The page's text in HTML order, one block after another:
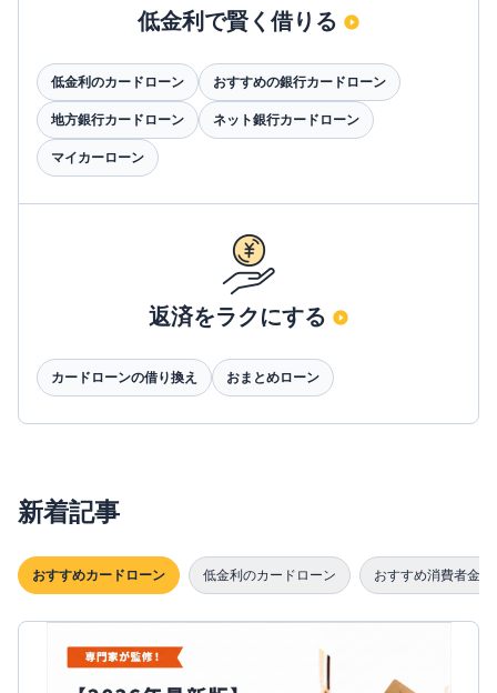
低金利で賢く借りる
低金利のカードローン おすすめの銀行カードローン
地方銀行カードローン ネット銀行カードローン
マイカーローン
返済をラクにする
カードローンの借り換え おまとめローン
新着記事
おすすめカードローン 低金利のカードローン おすすめ消費者金融